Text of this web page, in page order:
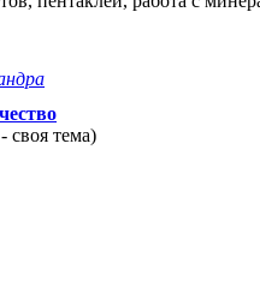
своя тема)